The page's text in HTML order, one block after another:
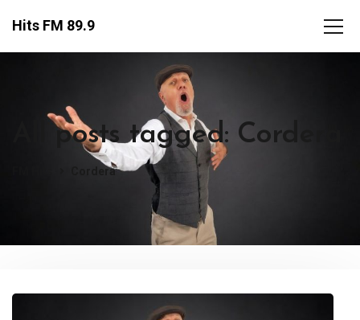
Hits FM 89.9
All posts tagged: Cordera
Cordera